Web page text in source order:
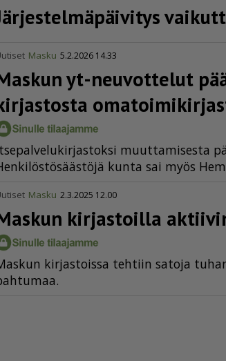
Masku 5.2.2026 14.33
yt-neuvottelut
muut­ta­mi­ses­ta
kun­ta sai myös
Masku 2.3.2025 12.00
kirjastoilla
kir­jas­tois­sa teh­tiin sa­to­ja